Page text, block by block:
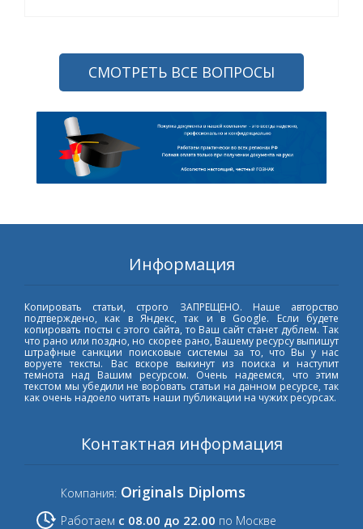
СМОТРЕТЬ ВСЕ ВОПРОСЫ
Информация
Копировать статьи, строго ЗАПРЕЩЕНО. Наше авторство
подтверждено, как в Яндекс, так и в Google. Если будете
копировать посты с этого сайта, то Ваш сайт станет дублем. Так
что рано или поздно, но скорее рано, Вашему ресурсу выпишут
штрафные санкции поисковые системы за то, что Вы у нас
воруете тексты. Вас вскоре выкинут из поиска и наступит
темнота над Вашим ресурсом. Очень надеемся, что этим
текстом мы убедили не воровать статьи на данном ресурсе, так
как очень надоело читать наши публикации на чужих ресурсах.
Контактная информация
Компания: Originals Diploms
Работаем с 08.00 до 22.00 по Москве